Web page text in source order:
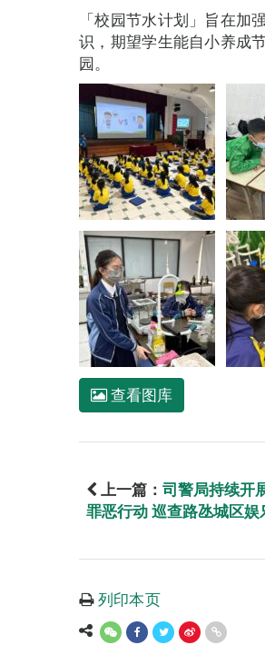
「校园节水计划」旨在
识，期望学生能自小养成
园。
查看图库
上一篇： 司警局持续开
罪恶行动 巡查路氹城区娱
列印本页